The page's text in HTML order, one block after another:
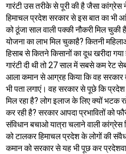
गारंटी उस तरीके से पूरी की है जैसा
हिमाचल प्रदेश सरकार से इस बात का भी
को ठूंजा साल वाली पक्की नौकरी मिल चुकी
योजना का लाभ मिल चुकाहै? कितनी
हिसाब से कितने किसानों का दूध खरीदा
गारंटी दी थी तो 27 साल में सबसे कम रेट
आला कमान से आग्रह किया कि वह सरकार
भी पता लगाएं। वह सरकार से पूछे कि
मिल रहा है? लोग इलाज के लिए क्यों भटक
कर रही है? सरकार आपदा प्रभावितों को
संविधान बचाओ यात्रा चलाने वाली
को टालकर हिमाचल प्रदेश के लोगों की
कमान को सरकार से यह भी पूछ कर